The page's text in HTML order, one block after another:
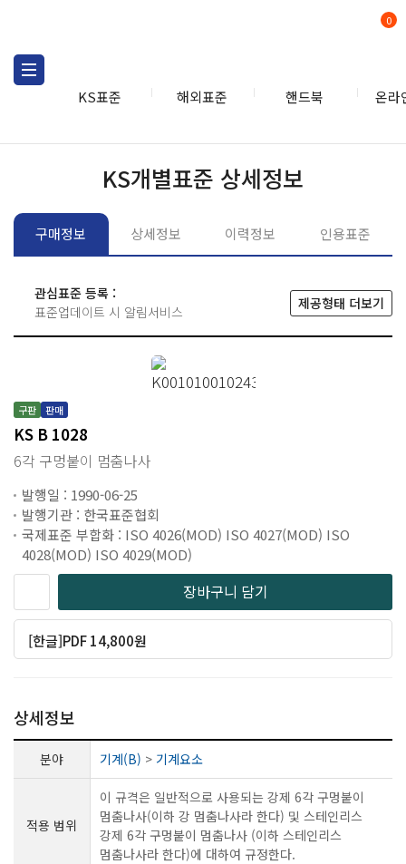
KS표준 해외표준 핸드북 온라
0
KS개별표준 상세정보
구매정보 상세정보 이력정보 인용표준
관심표준 등록 :
표준업데이트 시 알림서비스
제공형태 더보기
구판 판매
KS B 1028
6각 구멍붙이 멈춤나사
발행일 : 1990-06-25
발행기관 : 한국표준협회
국제표준 부합화 : ISO 4026(MOD) ISO 4027(MOD) ISO
4028(MOD) ISO 4029(MOD)
장바구니 담기
[한글]PDF 14,800원
상세정보
분야 기계(B) > 기계요소
적용 범위
이 규격은 일반적으로 사용되는 강제 6각 구멍붙이
멈춤나사(이하 강 멈춤나사라 한다) 및 스테인리스
강제 6각 구멍붙이 멈춤나사 (이하 스테인리스
멈춤나사라 한다)에 대하여 규정한다.